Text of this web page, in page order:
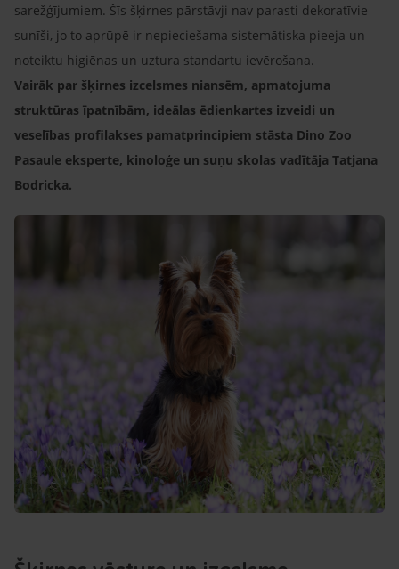
sarežģījumiem. Šīs šķirnes pārstāvji nav parasti dekoratīvie
sunīši, jo to aprūpē ir nepieciešama sistemātiska pieeja un
noteiktu higiēnas un uztura standartu ievērošana.
Vairāk par šķirnes izcelsmes niansēm, apmatojuma
struktūras īpatnībām, ideālas ēdienkartes izveidi un
veselības profilakses pamatprincipiem stāsta Dino Zoo
Pasaule eksperte, kinoloģe un suņu skolas vadītāja Tatjana
Bodricka.